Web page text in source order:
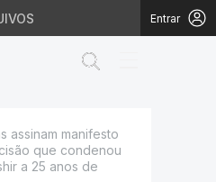
Entrar
assinam manifesto
que condenou
a 25 anos de